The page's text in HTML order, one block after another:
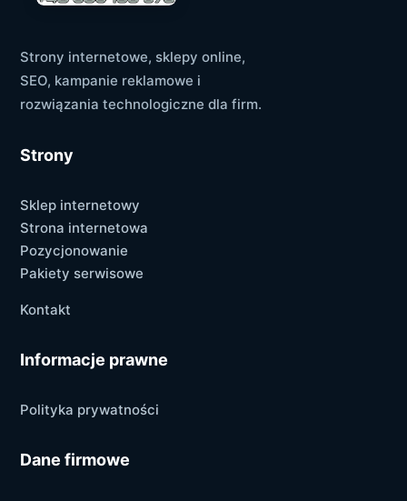
Strony internetowe, sklepy online,
SEO, kampanie reklamowe i
rozwiązania technologiczne dla firm.
Strony
Sklep internetowy
Strona internetowa
Pozycjonowanie
Pakiety serwisowe
Kontakt
Informacje prawne
Polityka prywatności
Dane firmowe